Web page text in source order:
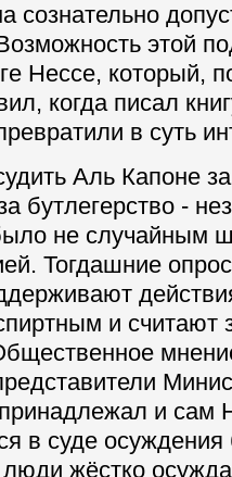
сознательно
этой
Нессе, который,
когда писал
в суть
Аль Капоне
бутлегерство -
не случайным
Тогдашние
и считают
и сам
в суде осуждения
жёстко